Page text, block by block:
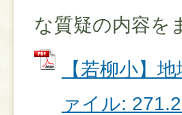
な質疑の内容を
【若柳小】
ァイル: